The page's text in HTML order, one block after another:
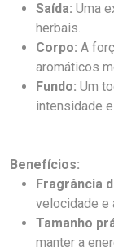
Saída: Uma
herbais.
Corpo: A
aromáticos
Fundo: Um
intensidade
Benefícios:
Fragrância
velocidade e
Tamanho
manter a